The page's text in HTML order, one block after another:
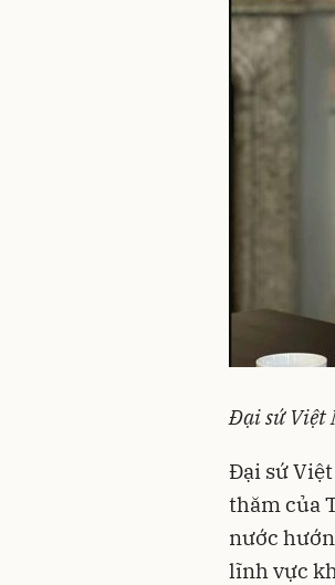
Đại sứ Việt
Đại sứ
thăm của
nước
lĩnh vực